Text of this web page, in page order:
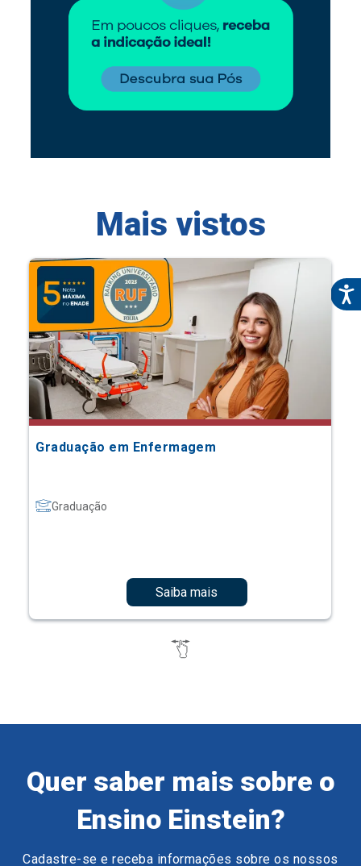
Mais vistos
Graduação em Enfermagem
Graduação
Saiba mais
Quer saber mais sobre o
Ensino Einstein?
Cadastre-se e receba informações sobre os nossos